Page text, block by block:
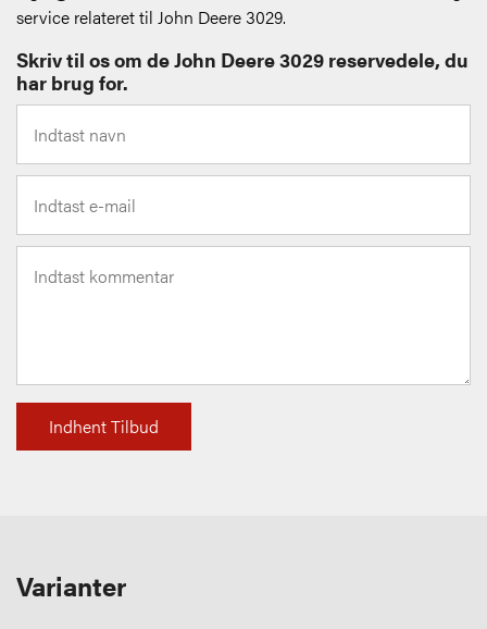
service relateret til John Deere 3029.
Skriv til os om de John Deere 3029 reservedele, du
har brug for.
Indhent Tilbud
Varianter